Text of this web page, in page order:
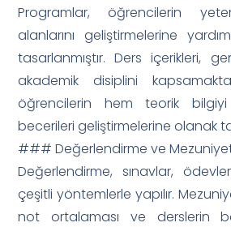
Programlar, öğrencilerin
alanlarını geliştirmelerine
tasarlanmıştır. Ders içerikleri,
akademik disiplini
öğrencilerin hem teorik
becerileri geliştirmelerine olanak
### Değerlendirme ve Mezuniyet
Değerlendirme, sınavlar,
çeşitli yöntemlerle yapılır.
not ortalaması ve derslerin